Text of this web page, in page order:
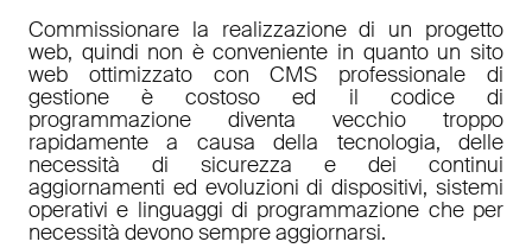
Commissionare la realizzazione di un progetto
web, quindi non è conveniente in quanto un sito
web ottimizzato con CMS professionale di
gestione è costoso ed il codice di
programmazione diventa vecchio troppo
rapidamente a causa della tecnologia, delle
necessità di sicurezza e dei continui
aggiornamenti ed evoluzioni di dispositivi, sistemi
operativi e linguaggi di programmazione che per
necessità devono sempre aggiornarsi.